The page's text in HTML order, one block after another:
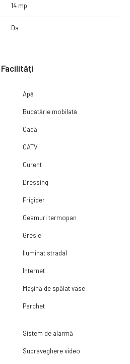
14 mp
Da
Facilități
Apă
Bucătărie mobilată
Cadă
CATV
Curent
Dressing
Frigider
Geamuri termopan
Gresie
Iluminat stradal
Internet
Mașină de spălat vase
Parchet
Sistem de alarmă
Supraveghere video